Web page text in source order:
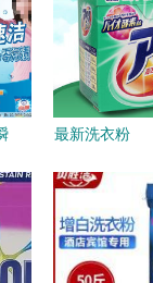
最新洗衣粉
分析 强力
洗衣粉推荐